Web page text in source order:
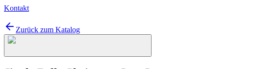
Kontakt
Zurück zum Katalog